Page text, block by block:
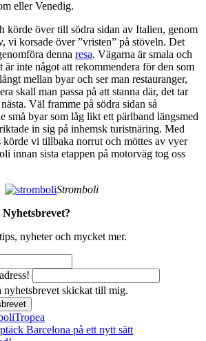
eller Venedig.
körde över till södra sidan av Italien, genom
vi korsade över ”vristen” på stöveln. Det
denna resa. Vägarna är smala och
är inte något att rekommendera för den som
mellan byar och ser man restauranger,
skall man passa på att stanna där, det tar
Väl framme på södra sidan så
små byar som låg likt ett pärlband längsmed
in sig på inhemsk turistnäring. Med
körde vi tillbaka norrut och möttes av vyer
innan sista etappen på motorväg tog oss
Stromboli
nyheter och mycket mer.
nyhetsbrevet skickat till mig.
Tropea
Barcelona på ett nytt sätt